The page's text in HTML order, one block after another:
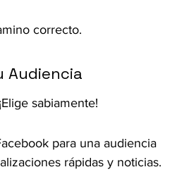
correcto.
Audiencia
sabiamente!
para una audiencia
rápidas y noticias.